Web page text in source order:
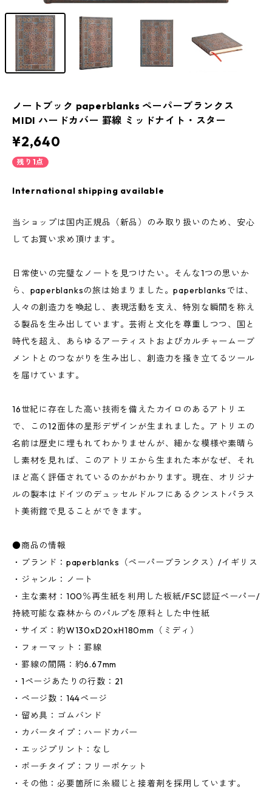
ノートブック paperblanks ペーパーブランクス
MIDI ハードカバー 罫線 ミッドナイト・スター
¥2,640
残り1点
International shipping available
当ショップは国内正規品（新品）のみ取り扱いのため、安心
してお買い求め頂けます。
日常使いの完璧なノートを見つけたい。そんな1つの思いか
ら、paperblanksの旅は始まりました。paperblanksでは、
人々の創造力を喚起し、表現活動を支え、特別な瞬間を称え
る製品を生み出しています。芸術と文化を尊重しつつ、国と
時代を超え、あらゆるアーティストおよびカルチャームーブ
メントとのつながりを生み出し、創造力を掻き立てるツール
を届けています。
16世紀に存在した高い技術を備えたカイロのあるアトリエ
で、この12面体の星形デザインが生まれました。アトリエの
名前は歴史に埋もれてわかりませんが、細かな模様や素晴ら
し素材を見れば、このアトリエから生まれた本がなぜ、それ
ほど高く評価されているのかがわかります。現在、オリジナ
ルの製本はドイツのデュッセルドルフにあるクンストパラス
ト美術館で見ることができます。
●商品の情報
・ブランド：paperblanks（ペーパーブランクス）/イギリス
・ジャンル：ノート
・主な素材：100％再生紙を利用した板紙/FSC認証ペーパー/
持続可能な森林からのパルプを原料とした中性紙
・サイズ：約W130xD20xH180mm（ミディ）
・フォーマット：罫線
・罫線の間隔：約6.67mm
・1ページあたりの行数：21
・ページ数：144ページ
・留め具：ゴムバンド
・カバータイプ：ハードカバー
・エッジプリント：なし
・ポーチタイプ：フリーポケット
・その他：必要箇所に糸綴じと接着剤を採用しています。